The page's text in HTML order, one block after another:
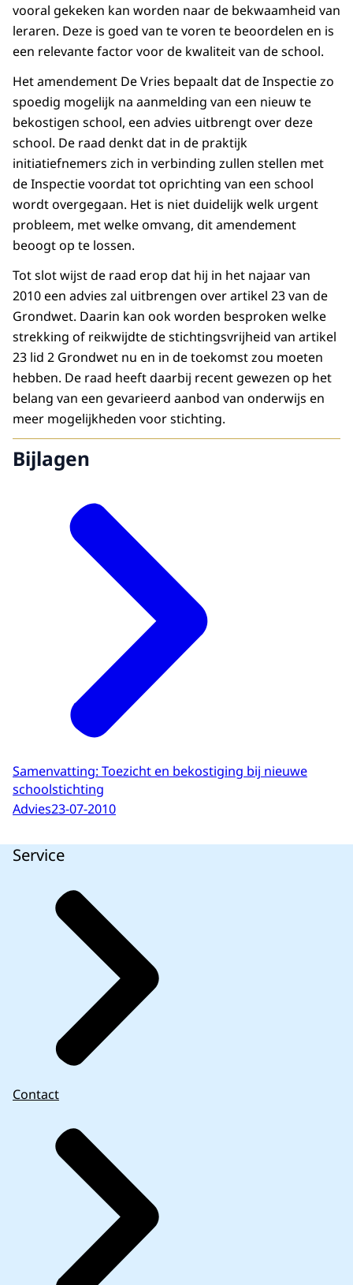
vooral gekeken kan worden naar de bekwaamheid van
leraren. Deze is goed van te voren te beoordelen en is
een relevante factor voor de kwaliteit van de school.
Het amendement De Vries bepaalt dat de Inspectie zo
spoedig mogelijk na aanmelding van een nieuw te
bekostigen school, een advies uitbrengt over deze
school. De raad denkt dat in de praktijk
initiatiefnemers zich in verbinding zullen stellen met
de Inspectie voordat tot oprichting van een school
wordt overgegaan. Het is niet duidelijk welk urgent
probleem, met welke omvang, dit amendement
beoogt op te lossen.
Tot slot wijst de raad erop dat hij in het najaar van
2010 een advies zal uitbrengen over artikel 23 van de
Grondwet. Daarin kan ook worden besproken welke
strekking of reikwijdte de stichtingsvrijheid van artikel
23 lid 2 Grondwet nu en in de toekomst zou moeten
hebben. De raad heeft daarbij recent gewezen op het
belang van een gevarieerd aanbod van onderwijs en
meer mogelijkheden voor stichting.
Bijlagen
Samenvatting: Toezicht en bekostiging bij nieuwe
schoolstichting
Advies23-07-2010
Service
Contact